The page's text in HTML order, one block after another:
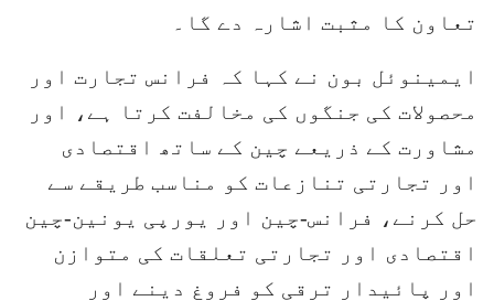
تعاون کا مثبت اشارہ دے گا۔
ایمینوئل بون نے کہا کہ فرانس تجارت اور
محصولات کی جنگوں کی مخالفت کرتا ہے، اور
مشاورت کے ذریعے چین کے ساتھ اقتصادی
اور تجارتی تنازعات کو مناسب طریقے سے
حل کرنے، فرانس-چین اور یورپی یونین-چین
اقتصادی اور تجارتی تعلقات کی متوازن
اور پائیدار ترقی کو فروغ دینے اور